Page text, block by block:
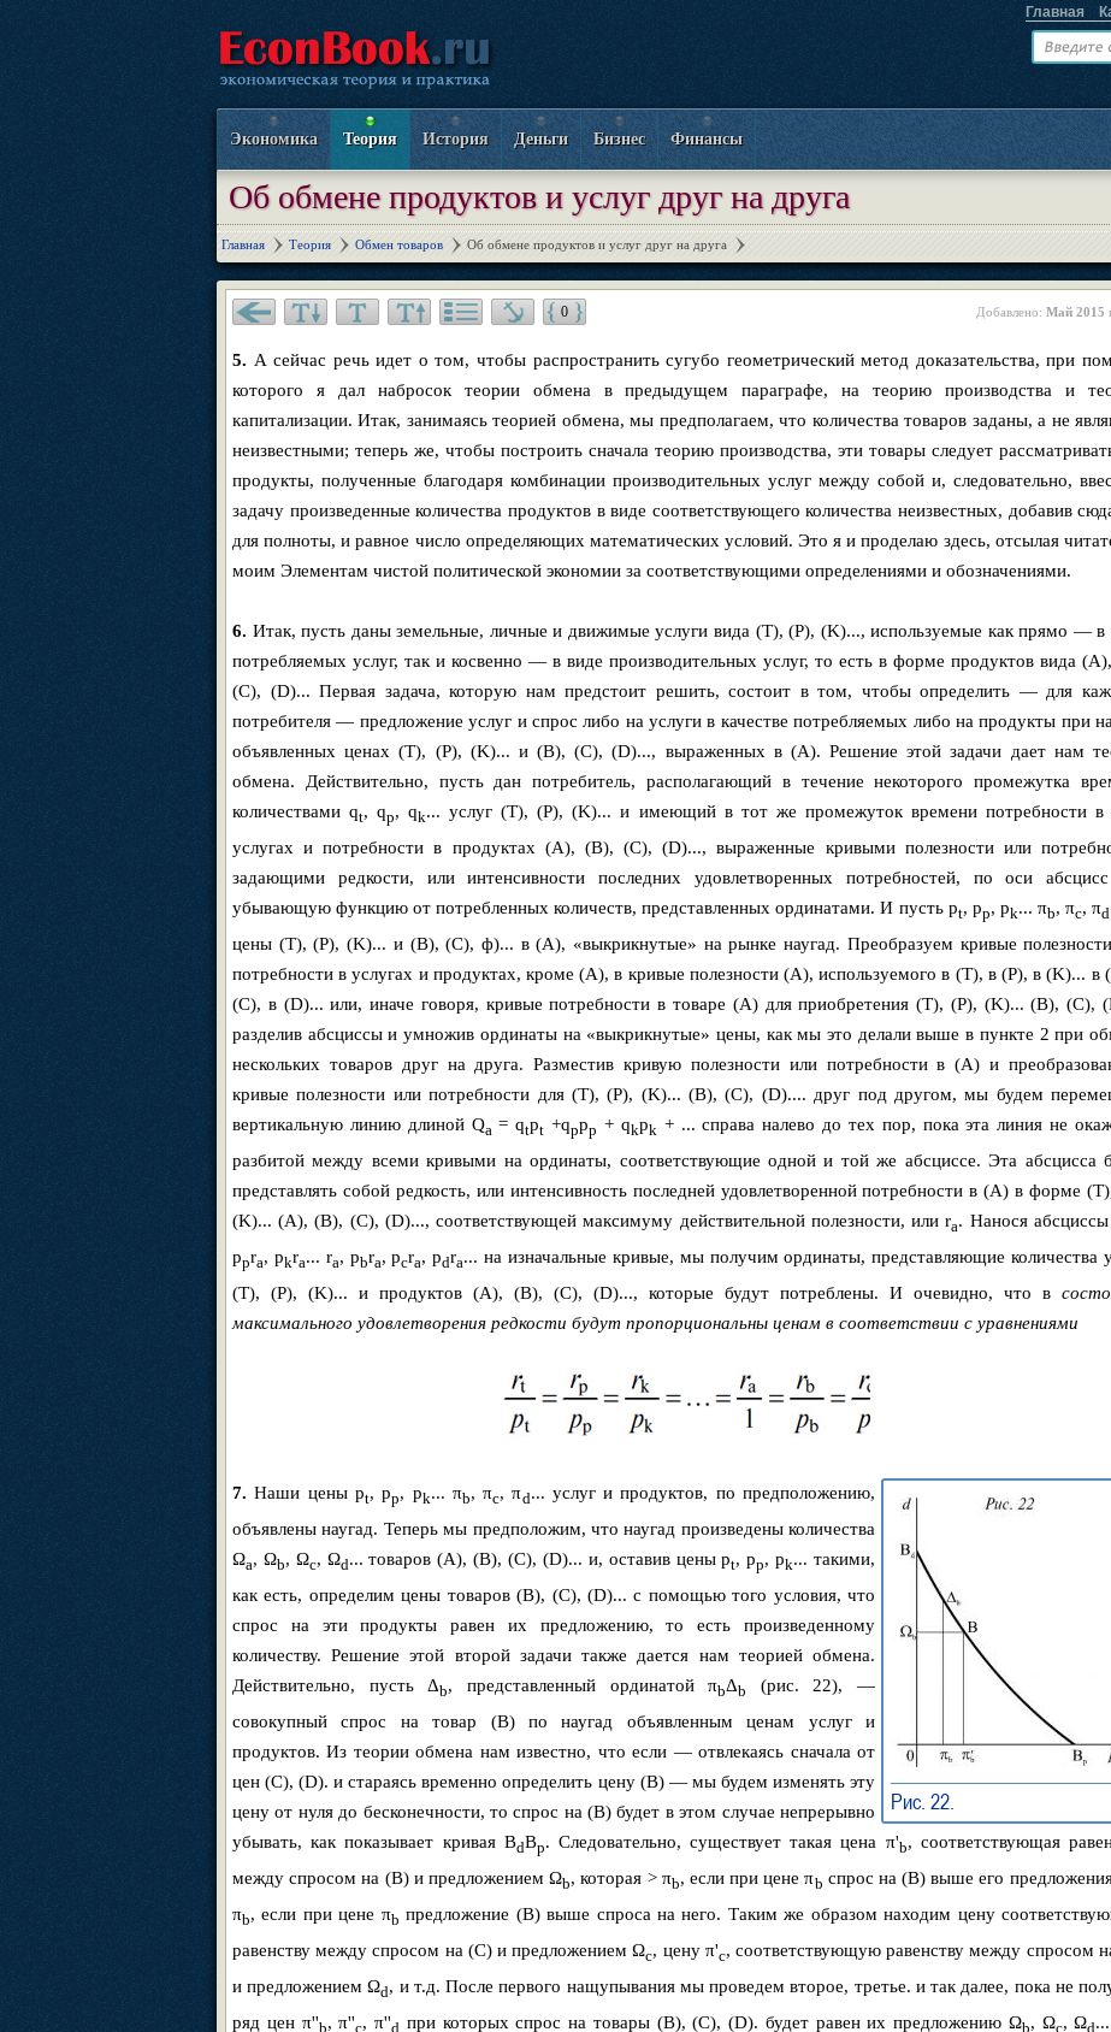
Главная
Экономика Теория История Деньги Бизнес Финансы
Об обмене продуктов и услуг друг на друга
Главная Теория Обмен товаров Об обмене продуктов и услуг друг на друга
0 Добавлено: Май 2015
5. А сейчас речь идет о том, чтобы распространить сугубо геометрический метод доказательства, при
которого я дал набросок теории обмена в предыдущем параграфе, на теорию производства и
капитализации. Итак, занимаясь теорией обмена, мы предполагаем, что количества товаров заданы, а не
неизвестными; теперь же, чтобы построить сначала теорию производства, эти товары следует
продукты, полученные благодаря комбинации производительных услуг между собой и, следовательно,
задачу произведенные количества продуктов в виде соответствующего количества неизвестных, добавив
для полноты, и равное число определяющих математических условий. Это я и проделаю здесь, отсылая
моим Элементам чистой политической экономии за соответствующими определениями и обозначениями.
6. Итак, пусть даны земельные, личные и движимые услуги вида (Т), (P), (K)..., используемые как прямо — в
потребляемых услуг, так и косвенно — в виде производительных услуг, то есть в форме продуктов вида
(C), (D)... Первая задача, которую нам предстоит решить, состоит в том, чтобы определить — для
потребителя — предложение услуг и спрос либо на услуги в качестве потребляемых либо на продукты при
объявленных ценах (T), (P), (K)... и (B), (C), (D)..., выраженных в (A). Решение этой задачи дает нам
обмена. Действительно, пусть дан потребитель, располагающий в течение некоторого промежутка
количествами qt, qp, qk... услуг (T), (P), (K)... и имеющий в тот же промежуток времени потребности в
услугах и потребности в продуктах (A), (B), (C), (D)..., выраженные кривыми полезности или
задающими редкости, или интенсивности последних удовлетворенных потребностей, по оси
убывающую функцию от потребленных количеств, представленных ординатами. И пусть pt, pp, pk... πb, πc, πd
цены (T), (P), (K)... и (B), (C), ф)... в (A), «выкрикнутые» на рынке наугад. Преобразуем кривые
потребности в услугах и продуктах, кроме (A), в кривые полезности (A), используемого в (T), в (P), в (K)... в
(C), в (D)... или, иначе говоря, кривые потребности в товаре (A) для приобретения (T), (P), (K)... (B), (C),
разделив абсциссы и умножив ординаты на «выкрикнутые» цены, как мы это делали выше в пункте 2 при
нескольких товаров друг на друга. Разместив кривую полезности или потребности в (A) и
кривые полезности или потребности для (T), (P), (K)... (B), (C), (D).... друг под другом, мы будем
вертикальную линию длиной Qa = qtpt +qppp + qkpk + ... справа налево до тех пор, пока эта линия не
разбитой между всеми кривыми на ординаты, соответствующие одной и той же абсциссе. Эта абсцисса
представлять собой редкость, или интенсивность последней удовлетворенной потребности в (A) в форме
(K)... (A), (B), (C), (D)..., соответствующей максимуму действительной полезности, или ra. Нанося
ppra, pkra... ra, pbra, pcra, pdra... на изначальные кривые, мы получим ординаты, представляющие количества
(T), (P), (K)... и продуктов (A), (B), (C), (D)..., которые будут потреблены. И очевидно, что в
максимального удовлетворения редкости будут пропорциональны ценам в соответствии с уравнениями
Рис. 22.
7. Наши цены pt, pp, pk... πb, πc, πd... услуг и продуктов, по предположению,
объявлены наугад. Теперь мы предположим, что наугад произведены количества
Ωa, Ωb, Ωc, Ωd... товаров (A), (B), (C), (D)... и, оставив цены pt, pp, pk... такими,
как есть, определим цены товаров (B), (C), (D)... с помощью того условия, что
спрос на эти продукты равен их предложению, то есть произведенному
количеству. Решение этой второй задачи также дается нам теорией обмена.
Действительно, пусть Δb, представленный ординатой πbΔb
(рис. 22), —
совокупный спрос на товар (B) по наугад объявленным ценам услуг и
продуктов. Из теории обмена нам известно, что если — отвлекаясь сначала от
цен (C), (D). и стараясь временно определить цену (B) — мы будем изменять эту
цену от нуля до бесконечности, то спрос на (B) будет в этом случае непрерывно
убывать, как показывает кривая BdBp. Следовательно, существует такая цена π'b, соответствующая
между спросом на (B) и предложением Ωb, которая > πb, если при цене πb спрос на (B) выше его
πb, если при цене πb предложение (В) выше спроса на него. Таким же образом находим цену
равенству между спросом на (C) и предложением Ωc, цену π'c, соответствующую равенству между спросом
и предложением Ωd, и т.д. После первого нащупывания мы проведем второе, третье. и так далее, пока не
ряд цен π''b, π''c, π''d при которых спрос на товары (B), (C), (D). будет равен их предложению Ωb, Ωc, Ωd